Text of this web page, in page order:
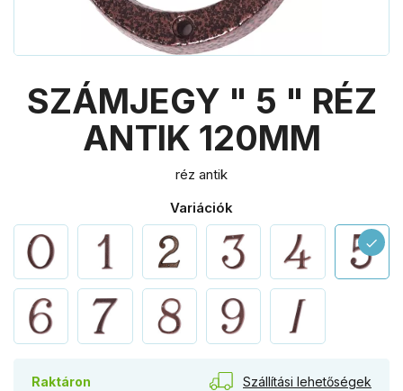
SZÁMJEGY " 5 " RÉZ
ANTIK 120MM
réz antik
Variációk
check
Raktáron Szállítási lehetőségek